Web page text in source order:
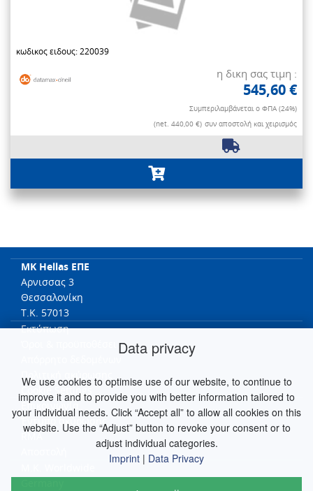
Data privacy
We use cookies to optimise use of our website, to continue to
improve it and to provide you with better information tailored to
your individual needs. Click “Accept all” to allow all cookies on this
website. Use the “Adjust” button to revoke your consent or to
adjust individual categories.
Imprint | Data Privacy
κωδικος ειδους: 220039
η δικη σας τιμη :
545,60 €
Συμπεριλαμβάνεται ο ΦΠΑ (24%)
(net. 440,00 €) συν αποστολή και χειρισμός
MK Hellas ΕΠΕ
Αρνισσας 3
Θεσσαλονίκη
T.K. 57013
Εκτύπωση
Πολιτική ακύρωσης
Cookie Settings
Επικοινωνία
Έντυπο ακύρωσης